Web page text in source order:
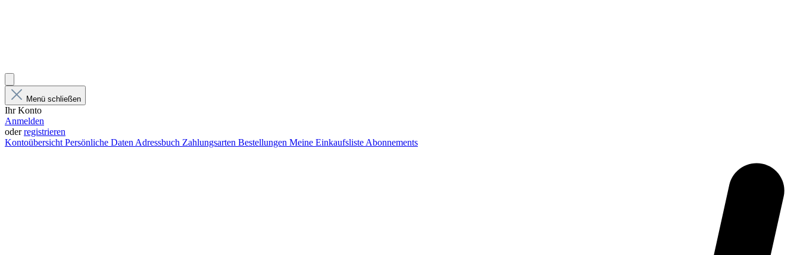
Menü schließen
Ihr Konto
Anmelden
oderregistrieren
KontoübersichtPersönliche DatenAdressbuch Zahlungsarten Bestellungen Meine EinkaufslisteAbonnements